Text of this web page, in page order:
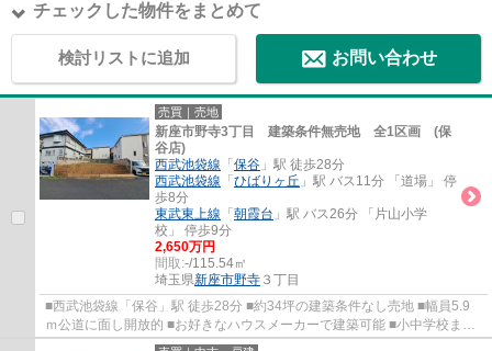
チェックした物件をまとめて
検討リストに追加 お問い合わせ
売買｜売地
新座市野寺3丁目 建築条件無売地 全1区画 (保
谷店)
西武池袋線 「 保谷 」駅 徒歩28分
西武池袋線 「 ひばりヶ丘 」駅 バス11分 「道場」 停
歩8分
東武東上線 「 朝霞台 」駅 バス26分 「片山小学
校」 停歩9分
2,650万円
間取:-/115.54㎡
埼玉県新座市野寺 ３丁目
■西武池袋線「保谷」駅 徒歩28分 ■約34坪の建築条件なし売地 ■幅員5.9
ｍ公道に面し開放的 ■お好きなハウスメーカーで建築可能 ■小中学校まで
徒歩10分以内